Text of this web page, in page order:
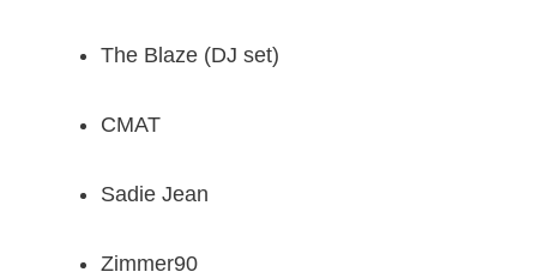
The Blaze (DJ set)
CMAT
Sadie Jean
Zimmer90